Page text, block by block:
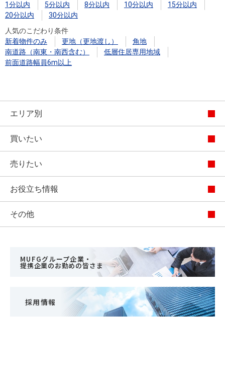
1分以内
5分以内 8分以内 10分以内
15分以内
20分以内
30分以内
人気のこだわり条件
新着物件のみ
更地（更地渡し）
角地
南道路（南東・南西含む）
低層住居専用地域
前面道路幅員6m以上
エリア別
買いたい
売りたい
お役立ち情報
その他
MUFGグループ企業・
提携企業のお勤めの皆さま
採用情報